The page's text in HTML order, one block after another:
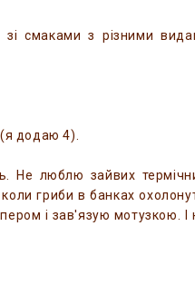
смаками з різними
додаю 4).
Не люблю зайвих
гриби в банках
і зав'язую мотузкою. І